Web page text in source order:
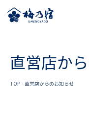
直営店か
TOP 直営店からのお知らせ